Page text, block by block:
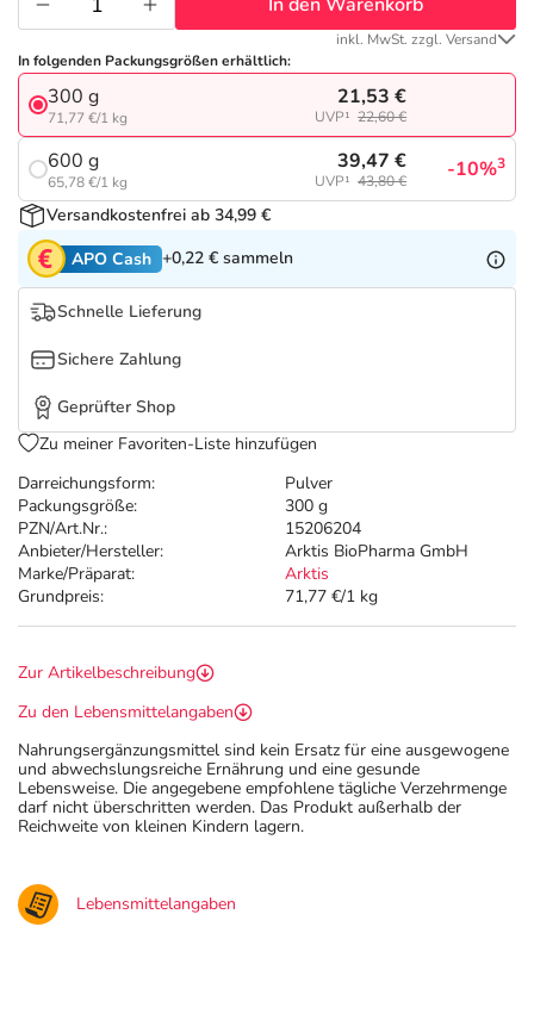
Tierapotheke
Vitamine & Mineralstoffe
Marken
Salus Deals
Darreichungsform:
Pulver
Packungsgröße:
300 g
PZN/Art.Nr.:
15206204
Anbieter/Hersteller:
Arktis BioPharma GmbH
Marke/Präparat:
Arktis
Grundpreis:
71,77 €/1 kg
inkl. MwSt. zzgl. Versand
In folgenden Packungsgrößen erhältlich:
300 g
71,77 €/1 kg
21,53 €
UVP¹ 22,60 €
600 g
65,78 €/1 kg
39,47 €
UVP¹ 43,80 € -10%3
Versandkostenfrei ab 34,99 €
APO Cash +0,22 € sammeln
Schnelle Lieferung
Sichere Zahlung
Geprüfter Shop
Zu meiner Favoriten-Liste hinzufügen
Zur Artikelbeschreibung
Zu den Lebensmittelangaben
Nahrungsergänzungsmittel sind kein Ersatz für eine ausgewogene
und abwechslungsreiche Ernährung und eine gesunde
Lebensweise. Die angegebene empfohlene tägliche Verzehrmenge
darf nicht überschritten werden. Das Produkt außerhalb der
Reichweite von kleinen Kindern lagern.
Lebensmittelangaben